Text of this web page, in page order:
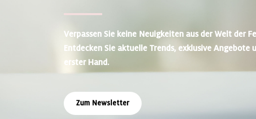
Verpassen Sie keine Neuigkeiten aus der Welt der
Entdecken Sie aktuelle Trends, exklusive
erster Hand.
Zum Newsletter